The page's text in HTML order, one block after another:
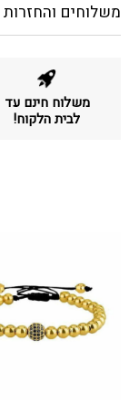
משלוחים והחזרות
משלוח חינם עד
לבית הלקוח!